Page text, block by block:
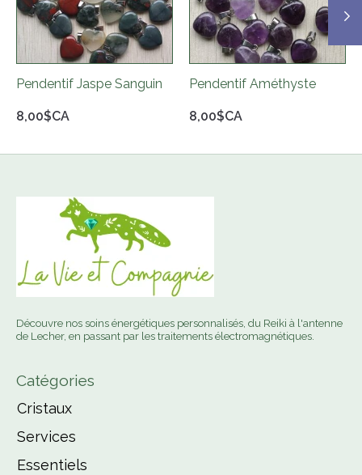
8,00$CA
Pendentif Jaspe Sanguin
8,00$CA
Pendentif Améthyste
Découvre nos soins énergétiques personnalisés, du Reiki à l'antenne
de Lecher, en passant par les traitements électromagnétiques.
Catégories
Cristaux
Services
Essentiels